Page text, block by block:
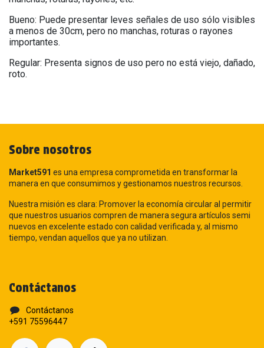
Bueno: Puede presentar leves señales de uso sólo visibles
a menos de 30cm, pero no manchas, roturas o rayones
importantes.
Regular: Presenta signos de uso pero no está viejo, dañado,
roto.
Sobre nosotros
Market591 es una empresa comprometida en transformar la
manera en que consumimos y gestionamos nuestros recursos.
Nuestra misión es clara: Promover la economía circular al permitir
que nuestros usuarios compren de manera segura artículos semi
nuevos en excelente estado con calidad verificada y, al mismo
tiempo, vendan aquellos que ya no utilizan.
Contáctanos
Contáctanos
+591 75596447